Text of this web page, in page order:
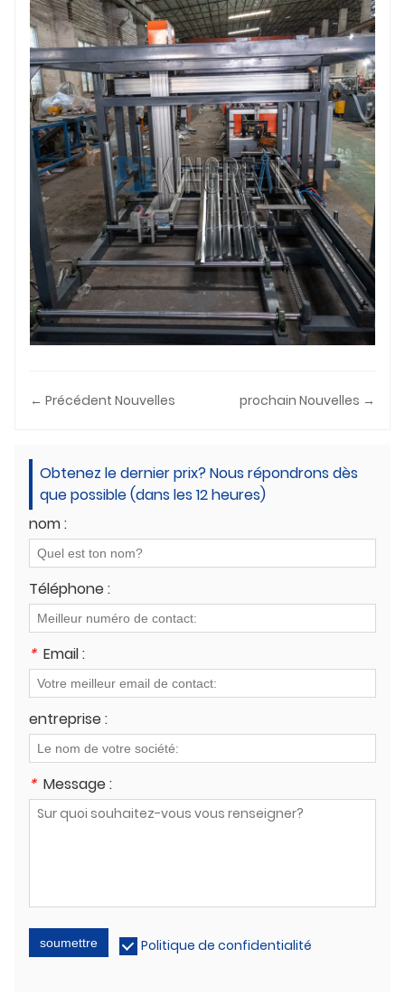
← Précédent Nouvelles prochain Nouvelles →
Obtenez le dernier prix? Nous répondrons dès
que possible (dans les 12 heures)
nom :
Téléphone :
* Email :
entreprise :
* Message :
soumettre Politique de confidentialité